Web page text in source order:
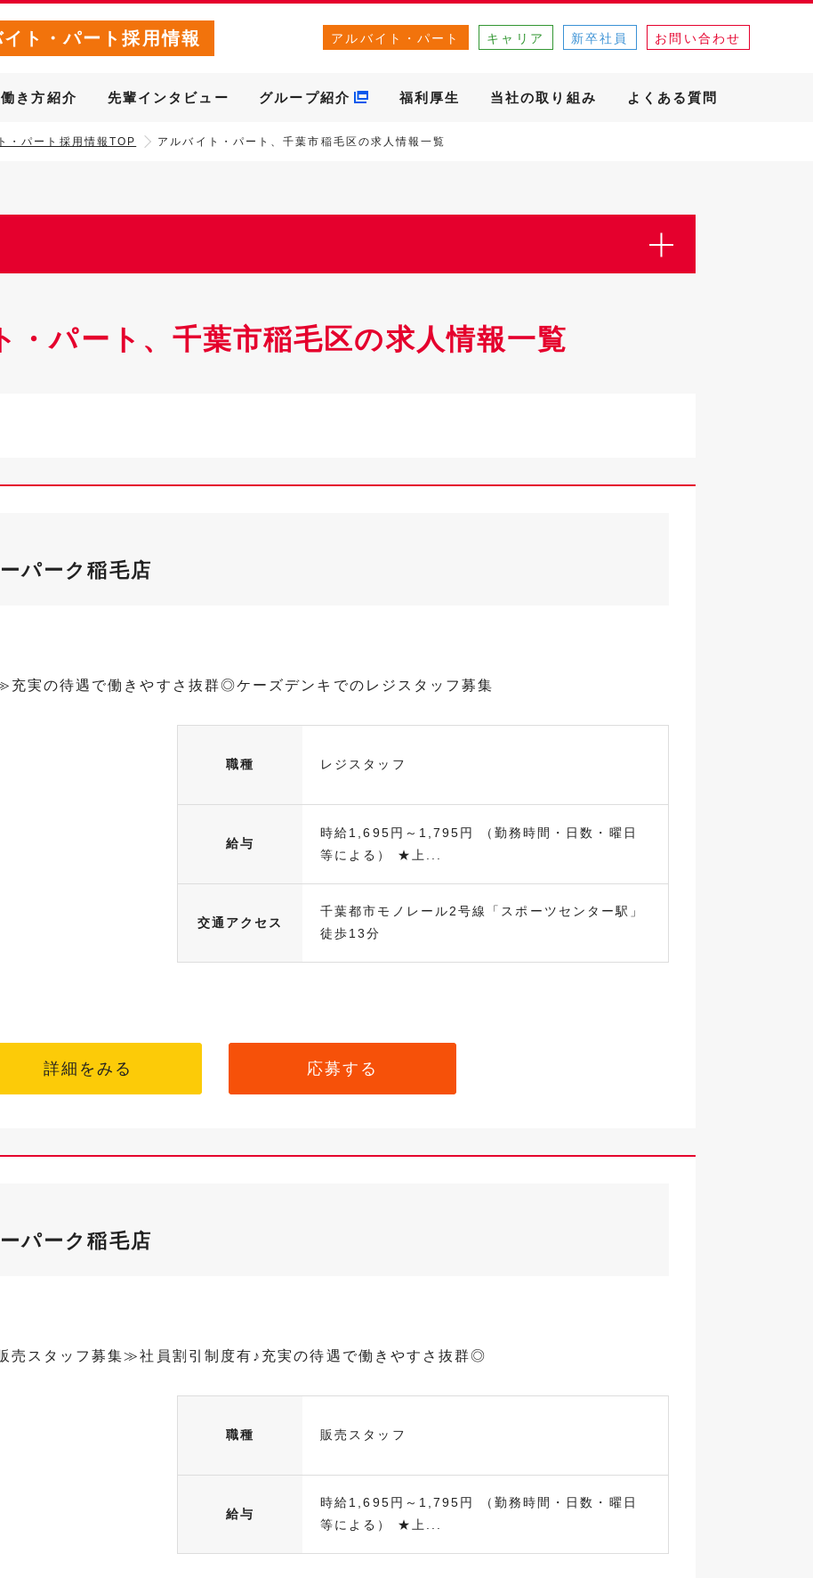
イト・パート採用情報 アルバイト・パート キャリア 新卒社員 お問い合わせ
働き方紹介 先輩インタビュー グループ紹介 福利厚生 当社の取り組み よくある質問
・パート採用情報TOP アルバイト・パート、千葉市稲毛区の求人情報一覧
・パート、千葉市稲毛区の求人情報一覧
パーク稲毛店
実の待遇で働きやすさ抜群◎ケーズデンキでのレジスタッフ募集
職種 レジスタッフ
給与
時給1,695円～1,795円 （勤務時間・日数・曜日
等による） ★上...
交通アクセス
千葉都市モノレール2号線「スポーツセンター駅」
徒歩13分
詳細をみる 応募する
パーク稲毛店
売スタッフ募集≫社員割引制度有♪充実の待遇で働きやすさ抜群◎
職種 販売スタッフ
給与
時給1,695円～1,795円 （勤務時間・日数・曜日
等による） ★上...